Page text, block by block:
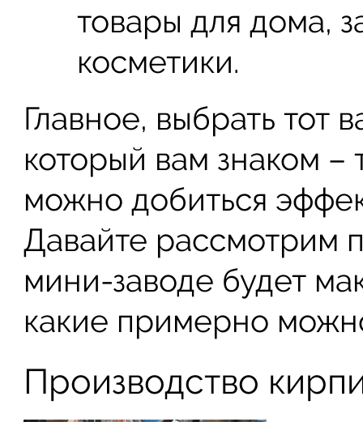
товары для дома,
косметики.
Главное, выбрать тот
который вам знаком –
можно добиться
Давайте рассмотрим
мини-заводе будет
какие примерно
Производство